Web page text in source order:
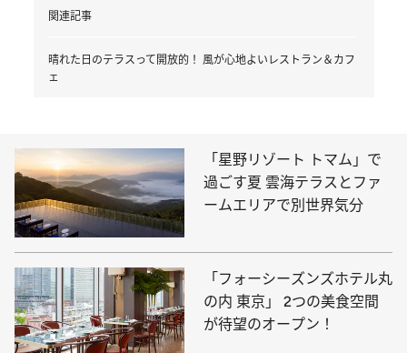
関連記事
晴れた日のテラスって開放的！ 風が心地よいレストラン＆カフ
ェ
「星野リゾート トマム」で
過ごす夏 雲海テラスとファ
ームエリアで別世界気分
「フォーシーズンズホテル丸
の内 東京」 2つの美食空間
が待望のオープン！